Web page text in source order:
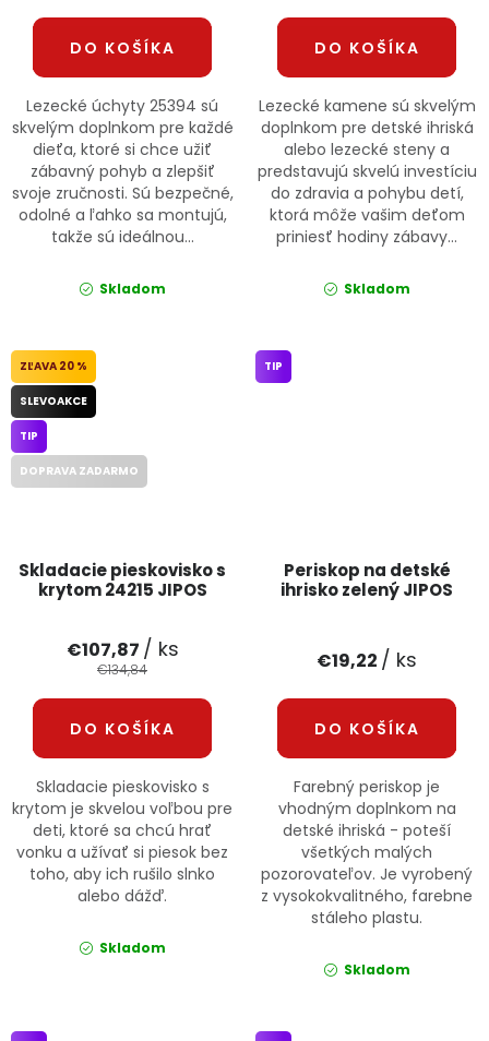
DO KOŠÍKA
Lezecké úchyty 25394 sú
skvelým doplnkom pre každé
dieťa, ktoré si chce užiť
zábavný pohyb a zlepšiť
svoje zručnosti. Sú bezpečné,
odolné a ľahko sa montujú,
takže sú ideálnou...
Skladom
DO KOŠÍKA
Lezecké kamene sú skvelým
doplnkom pre detské ihriská
alebo lezecké steny a
predstavujú skvelú investíciu
do zdravia a pohybu detí,
ktorá môže vašim deťom
priniesť hodiny zábavy...
Skladom
Skladacie pieskovisko s
krytom 24215 JIPOS
20 %
SLEVOAKCE
TIP
DOPRAVA ZADARMO
€107,87 / ks
€134,84
DO KOŠÍKA
Skladacie pieskovisko s
krytom je skvelou voľbou pre
deti, ktoré sa chcú hrať
vonku a užívať si piesok bez
toho, aby ich rušilo slnko
alebo dážď.
Skladom
Periskop na detské
ihrisko zelený JIPOS
TIP
€19,22 / ks
DO KOŠÍKA
Farebný periskop je
vhodným doplnkom na
detské ihriská - poteší
všetkých malých
pozorovateľov. Je vyrobený
z vysokokvalitného, farebne
stáleho plastu.
Skladom